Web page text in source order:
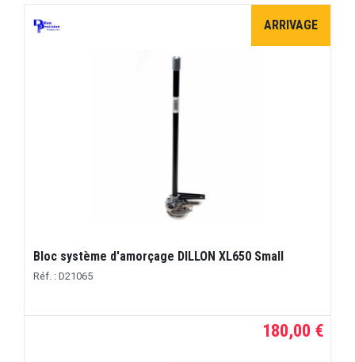
ARRIVAGE
Bloc système d'amorçage DILLON XL650 Small
Réf. : D21065
180,00 €